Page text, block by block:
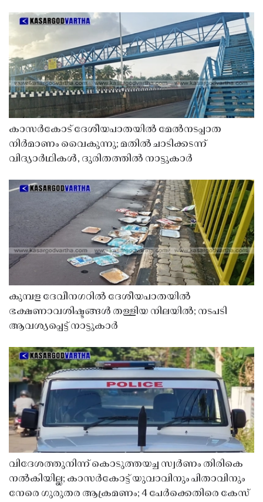
കാസർകോട് ദേശീയപാതയിൽ മേൽനടപ്പാത
നിർമാണം വൈകുന്നു; മതിൽ ചാടിക്കടന്ന്
വിദ്യാർഥികൾ, ദുരിതത്തിൽ നാട്ടുകാർ
കുമ്പള ദേവീനഗറിൽ ദേശീയപാതയിൽ
ഭക്ഷണാവശിഷ്ടങ്ങൾ തള്ളിയ നിലയിൽ; നടപടി
ആവശ്യപ്പെട്ട് നാട്ടുകാർ
വിദേശത്തുനിന്ന് കൊടുത്തയച്ച സ്വർണം തിരികെ
നൽകിയില്ല; കാസർകോട്ട് യുവാവിനും പിതാവിനും
നേരെ ഗുരുതര ആക്രമണം; 4 പേർക്കെതിരെ കേസ്